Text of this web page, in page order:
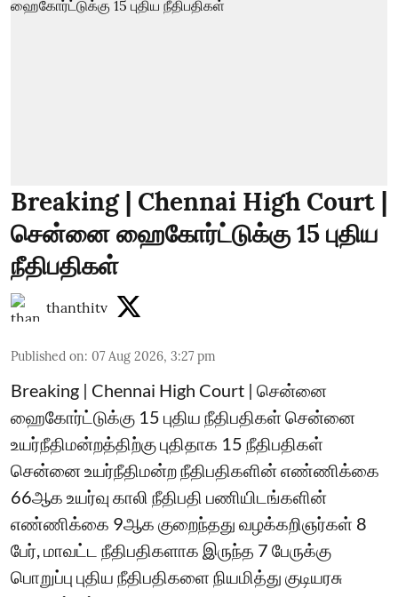
Breaking | Chennai High Court |
சென்னை ஹைகோர்ட்டுக்கு 15 புதிய
நீதிபதிகள்
thanthitv
Published on: 07 Aug 2026, 3:27 pm
Breaking | Chennai High Court | சென்னை
ஹைகோர்ட்டுக்கு 15 புதிய நீதிபதிகள் சென்னை
உயர்நீதிமன்றத்திற்கு புதிதாக 15 நீதிபதிகள்
சென்னை உயர்நீதிமன்ற நீதிபதிகளின் எண்ணிக்கை
66ஆக உயர்வு காலி நீதிபதி பணியிடங்களின்
எண்ணிக்கை 9ஆக குறைந்தது வழக்கறிஞர்கள் 8
பேர், மாவட்ட நீதிபதிகளாக இருந்த 7 பேருக்கு
பொறுப்பு புதிய நீதிபதிகளை நியமித்து குடியரசு